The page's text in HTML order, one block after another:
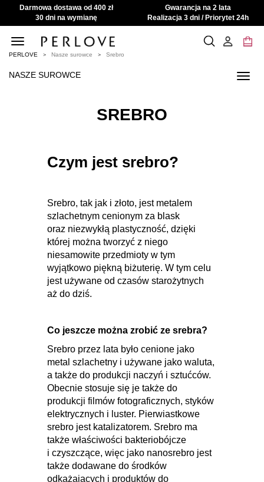
Darmowa dostawa od 400 zł
Gwarancja na 2 lata
30 dni na wymianę
Realizacja 3 dni / Priorytet 24h
Toggle
navigation
PERLOVE Nasze surowce Srebro
NASZE SUROWCE
SREBRO
Czym jest srebro?
Srebro, tak jak i złoto, jest metalem
szlachetnym cenionym za blask
oraz niezwykłą plastyczność, dzięki
której można tworzyć z niego
niesamowite przedmioty w tym
wyjątkowo piękną biżuterię. W tym celu
jest używane od czasów starożytnych
aż do dziś.
Co jeszcze można zrobić ze srebra?
Srebro przez lata było cenione jako
metal szlachetny i używane jako waluta,
a także do produkcji naczyń i sztućców.
Obecnie stosuje się je także do
produkcji filmów fotograficznych, styków
elektrycznych i luster. Pierwiastkowe
srebro jest katalizatorem. Srebro ma
także właściwości bakteriobójcze
i czyszczące, więc jako nanosrebro jest
także dodawane do środków
odkażających i produktów do